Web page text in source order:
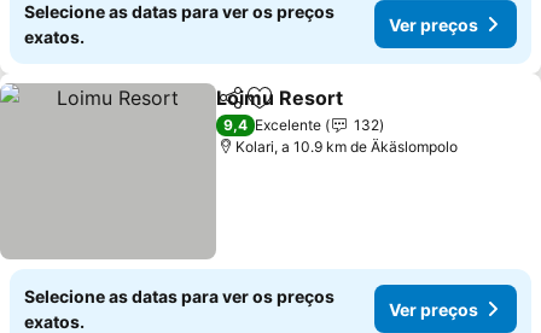
Selecione as datas para ver os preços
exatos.
Ver preços
PartilharAdicionar aos favoritos
Loimu Resort
9,4 Excelente
132
Kolari, a 10.9 km de Äkäslompolo
Selecione as datas para ver os preços
exatos.
Ver preços